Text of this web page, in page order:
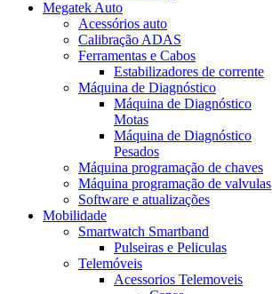
Megatek Auto
Acessórios auto
Calibração ADAS
Ferramentas e Cabos
Estabilizadores de corrente
Máquina de Diagnóstico
Máquina de Diagnóstico
Motas
Máquina de Diagnóstico
Pesados
Máquina programação de chaves
Máquina programação de valvulas
Software e atualizações
Mobilidade
Smartwatch Smartband
Pulseiras e Peliculas
Telemóveis
Acessorios Telemoveis